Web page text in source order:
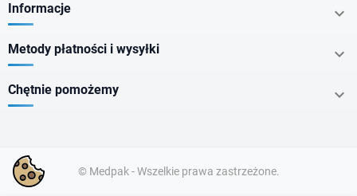
Informacje 
Metody płatności i wysyłki 
Chętnie pomożemy 
© Medpak - Wszelkie prawa zastrzeżone.